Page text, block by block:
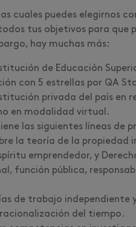
cuales puedes elegirnos
tus objetivos para que
hay muchas más:
de Educación
con 5 estrellas por QA
privada del país en
en modalidad virtual.
las siguientes líneas de
la teoría de la
emprendedor, y
función pública,
de trabajo
del tiempo.